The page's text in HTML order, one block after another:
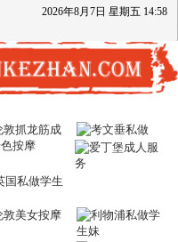
2026年8月 7日 星期五 14:58